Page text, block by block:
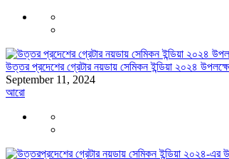
উত্তর প্রদেশের গ্রেটার নয়ডায় সেমিকন ইন্ডিয়া ২০২৪ উপলক্ষে
September 11, 2024
আরো